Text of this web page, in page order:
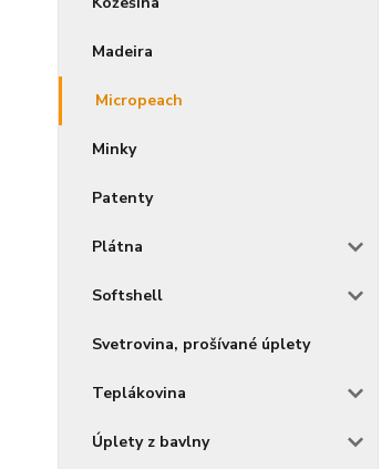
Madeira
Micropeach
Minky
Patenty
Plátna
Softshell
Svetrovina, prošívané úplety
Teplákovina
Úplety z bavlny